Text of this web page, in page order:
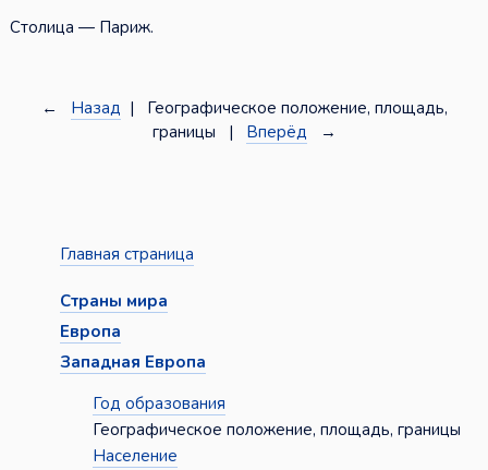
Столица — Париж.
← Назад | Географическое положение, площадь,
границы | Вперёд →
Главная страница
Страны мира
Европа
Западная Европа
Год образования
Географическое положение, площадь, границы
Население